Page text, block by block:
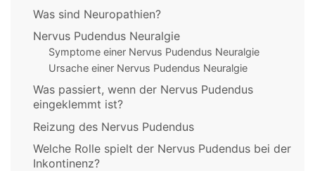
Was sind Neuropathien?
Nervus Pudendus Neuralgie
Symptome einer Nervus Pudendus Neuralgie
Ursache einer Nervus Pudendus Neuralgie
Was passiert, wenn der Nervus Pudendus
eingeklemmt ist?
Reizung des Nervus Pudendus
Welche Rolle spielt der Nervus Pudendus bei der
Inkontinenz?